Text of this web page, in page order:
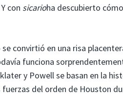
con sicarioha descubierto
convirtió en una risa
funciona
y Powell se basan en la
del orden de Houston